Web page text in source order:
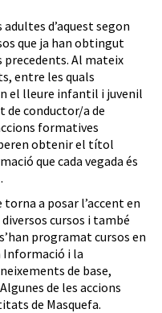
d’aquest segon
que ja han obtingut
precedents. Al mateix
entre les quals
el lleure infantil i juvenil
de conductor/a de
formatives
obtenir el títol
que cada vegada és
a posar l’accent en
cursos i també
programat cursos en
Informació i la
de base,
de les accions
de Masquefa.